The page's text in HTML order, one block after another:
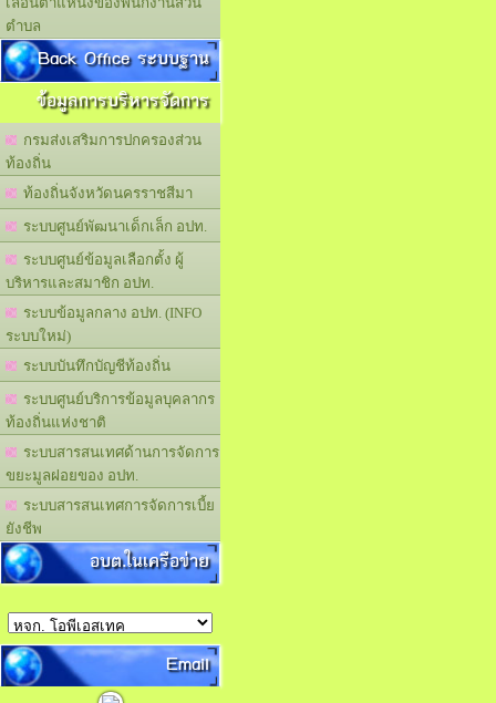
ตำบล
Back Office ระบบฐาน
ข้อมูลการบริหารจัดการ
กรมส่งเสริมการปกครองส่วน
ท้องถิ่น
ท้องถิ่นจังหวัดนครราชสีมา
ระบบศูนย์พัฒนาเด็กเล็ก อปท.
ระบบศูนย์ข้อมูลเลือกตั้ง ผู้
บริหารและสมาชิก อปท.
ระบบข้อมูลกลาง อปท. (INFO
ระบบใหม่)
ระบบบันทึกบัญชีท้องถิ่น
ระบบศูนย์บริการข้อมูลบุคลากร
ท้องถิ่นแห่งชาติ
ระบบสารสนเทศด้านการจัดการ
ขยะมูลฝอยของ อปท.
ระบบสารสนเทศการจัดการเบี้ย
ยังชีพ
อบต.ในเครือข่าย
Email